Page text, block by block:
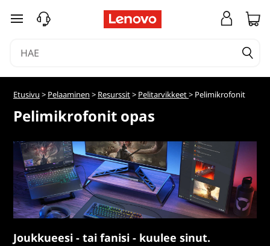
siirry pääsisältöön
Etusivu > Pelaaminen > Resurssit> Pelitarvikkeet> Pelimikrofonit
Pelimikrofonit opas
Joukkueesi - tai fanisi - kuulee sinut.